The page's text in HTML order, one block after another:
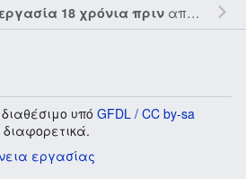
18 χρόνια πριναπό τον την
υπό GFDL / CC by-sa
εργασίας